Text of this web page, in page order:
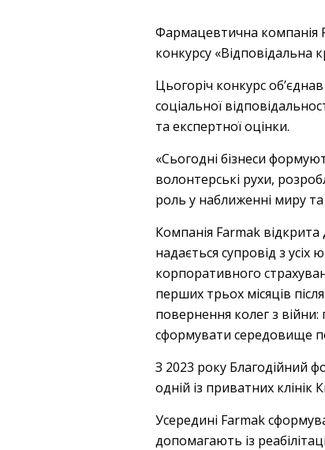
Фармацевтична компанія
конкурсу «Відповідальна
Цьогоріч конкурс
соціальної
та експертної оцінки.
«Сьогодні бізнеси
волонтерські рухи,
роль у наближенні миру та
Компанія Farmak
надається супровід з
корпоративного
перших трьох місяців
повернення колег з війни:
сформувати середовище
З 2023 року Благодійний
одній із приватних
Усередині Farmak
допомагають із